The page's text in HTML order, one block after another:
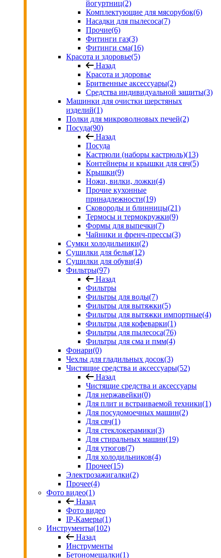
йогуртниц(2)
Комплектующие для мясорубок(6)
Насадки для пылесоса(7)
Прочие(6)
Фитинги газ(3)
Фитинги сма(16)
Красота и здоровье(5)
Назад
Красота и здоровье
Бритвенные аксессуары(2)
Средства индивидуальной защиты(3)
Машинки для очистки шерстяных
изделий(1)
Полки для микроволновых печей(2)
Посуда(90)
Назад
Посуда
Кастрюли (наборы кастрюль)(13)
Контейнеры и крышки для свч(5)
Крышки(9)
Ножи, вилки, ложки(4)
Прочие кухонные
принадлежности(19)
Сковороды и блинницы(21)
Термосы и термокружки(9)
Формы для выпечки(7)
Чайники и френч-прессы(3)
Сумки холодильники(2)
Сушилки для белья(12)
Сушилки для обуви(4)
Фильтры(97)
Назад
Фильтры
Фильтры для воды(7)
Фильтры для вытяжки(5)
Фильтры для вытяжки импортные(4)
Фильтры для кофеварки(1)
Фильтры для пылесоса(76)
Фильтры для сма и пмм(4)
Фонари(0)
Чехлы для гладильных досок(3)
Чистящие средства и аксессуары(52)
Назад
Чистящие средства и аксессуары
Для нержавейки(0)
Для плит и встраиваемой техники(1)
Для посудомоечных машин(2)
Для свч(1)
Для стеклокерамики(3)
Для стиральных машин(19)
Для утюгов(7)
Для холодильников(4)
Прочее(15)
Электрозажигалки(2)
Прочее(4)
Фото видео(1)
Назад
Фото видео
IP-Камеры(1)
Инструменты(102)
Назад
Инструменты
Бетономешалки(1)